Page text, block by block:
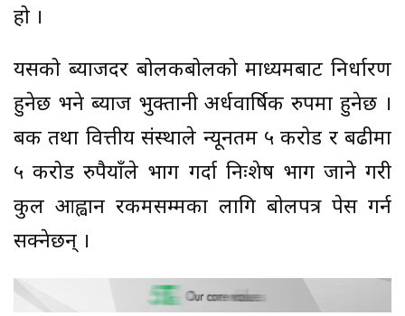
हो ।
यसको ब्याजदर बोलकबोलको माध्यमबाट निर्धारण
हुनेछ भने ब्याज भुक्तानी अर्धवार्षिक रुपमा हुनेछ ।
बैंक तथा वित्तीय संस्थाले न्यूनतम ५ करोड र बढीमा
५ करोड रुपैयाँले भाग गर्दा निःशेष भाग जाने गरी
कुल आह्वान रकमसम्मका लागि बोलपत्र पेस गर्न
सक्नेछन् ।